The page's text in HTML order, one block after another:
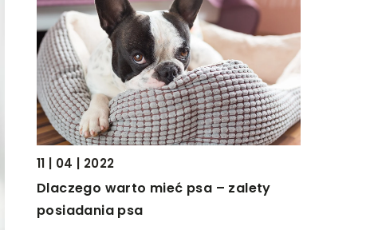
11 | 04 | 2022
Dlaczego warto mieć psa – zalety
posiadania psa